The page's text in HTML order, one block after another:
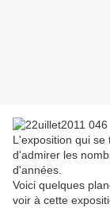
L'exposition qui se
d'admirer les
d'années.
Voici quelques
voir à cette